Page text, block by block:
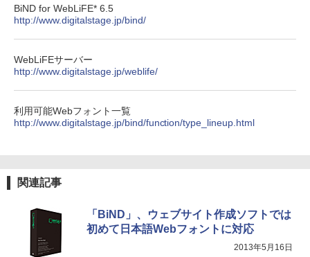
BiND for WebLiFE* 6.5
http://www.digitalstage.jp/bind/
WebLiFEサーバー
http://www.digitalstage.jp/weblife/
利用可能Webフォント一覧
http://www.digitalstage.jp/bind/function/type_lineup.html
関連記事
「BiND」、ウェブサイト作成ソフトでは
初めて日本語Webフォントに対応
2013年5月16日